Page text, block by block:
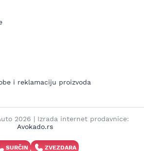
i reklamaciju proizvoda
2026 | Izrada internet prodavnice:
Avokado.rs
SURČIN ZVEZDARA